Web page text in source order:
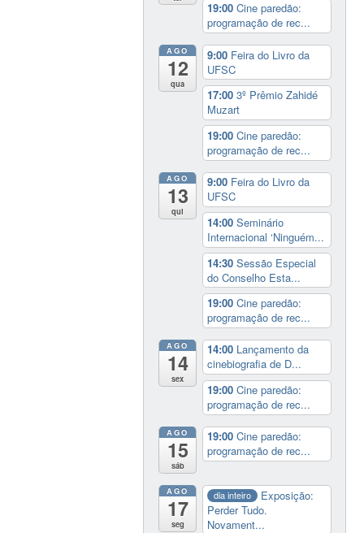
19:00Cine paredão:
programação de rec...
AGO
12
qua
9:00 Feira do Livro da
UFSC
17:003º Prêmio Zahidé
Muzart
19:00Cine paredão:
programação de rec...
AGO
13
qui
9:00 Feira do Livro da
UFSC
14:00Seminário
Internacional ‘Ninguém...
14:30Sessão Especial
do Conselho Esta...
19:00Cine paredão:
programação de rec...
AGO
14
sex
14:00 Lançamento da
cinebiografia de D...
19:00Cine paredão:
programação de rec...
AGO
15
sáb
19:00Cine paredão:
programação de rec...
AGO
17
seg
dia inteiro
Exposição:
Perder Tudo.
Novament...